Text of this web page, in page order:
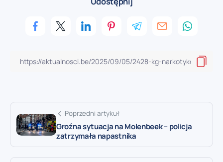
Poprzedni artykuł
Groźna sytuacja na Molenbeek – policja
zatrzymała napastnika